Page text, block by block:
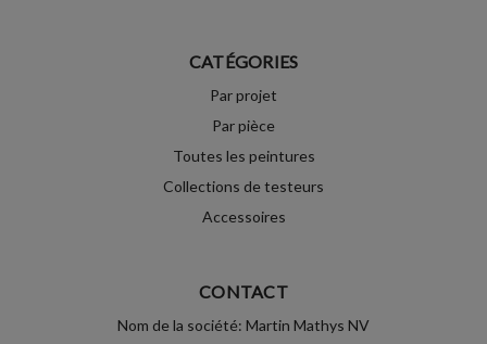
CATÉGORIES
Par projet
Par pièce
Toutes les peintures
Collections de testeurs
Accessoires
CONTACT
Nom de la société: Martin Mathys NV